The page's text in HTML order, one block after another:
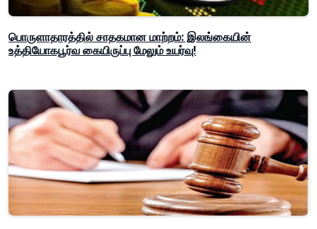
பொருளாதாரத்தில் சாதகமான மாற்றம்: இலங்கையின்
உத்தியோகபூர்வ கையிருப்பு மேலும் உயர்வு!